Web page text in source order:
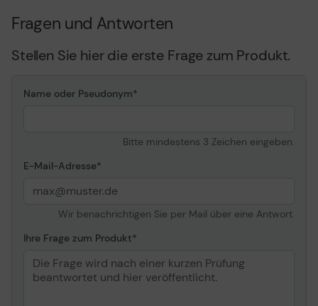
Fragen und Antworten
Stellen Sie hier die erste Frage zum Produkt.
Name oder Pseudonym
Bitte mindestens 3 Zeichen eingeben.
E-Mail-Adresse
Wir benachrichtigen Sie per Mail über eine Antwort.
Ihre Frage zum Produkt